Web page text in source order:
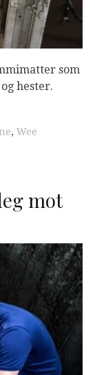
som
hester.
, Wee
mot